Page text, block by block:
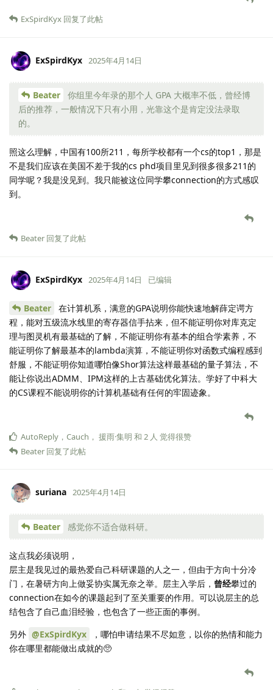
ExSpirdKyx 回复了此帖
ExSpirdKyx 2025年4月14日
Beater
你组里今年录的那个人 GPA 大概率不低，曾经博
后的推荐，一般情况下只有小用，光靠这个是肯定没法录取
的。
照这么理解，中国有100所211，每所学校都有一个cs的top1，那是
不是我们应该在美国不差于我的cs phd项目里见到很多很多211的
同学呢？我是没见到。我只能被这位同学攀connection的方式感叹
到。
Beater 回复了此帖
ExSpirdKyx 2025年4月14日 已编辑
Beater
在计算机系，满意的GPA说明你能快速地解薛定谔方
程，能对五级流水线里的寄存器信手拈来，但不能证明你对库克定
理与图灵机有最基础的了解，不能证明你有基本的组合学素养，不
能证明你了解最基本的lambda演算，不能证明你对函数式编程感到
舒服，不能证明你知道哪怕像Shor算法这样最基础的量子算法，不
能让你说出ADMM、IPM这样的上古基础优化算法。学好了中科大
的CS课程不能说明你的计算机基础有任何的牢固迹象。
AutoReply ， Cauch ， 援雨·集明 和 2 人 觉得很赞
Beater 回复了此帖
suriana 2025年4月14日
Beater 感觉你不适合做科研。
这点我必须说明，
层主是我见过的最热爱自己科研课题的人之一，但由于方向十分冷
门，在暑研方向上做妥协实属无奈之举。层主入学后， 曾经攀过的
connection在如今的课题起到了至关重要的作用。可以说层主的总
结包含了自己血泪经验，也包含了一些正面的事例。
另外 @ExSpirdKyx
，哪怕申请结果不尽如意，以你的热情和能力
你在哪里都能做出成就的🥺